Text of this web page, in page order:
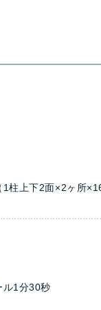
柱上下2面×2ヶ所
1分30秒